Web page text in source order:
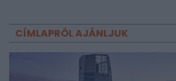
CÍMLAPRÓL AJÁNLJUK